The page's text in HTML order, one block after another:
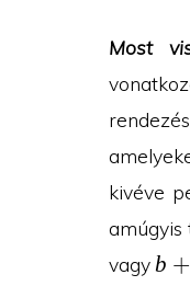
Most
rendezés
kivéve
amúgyis
vagyb+
b +